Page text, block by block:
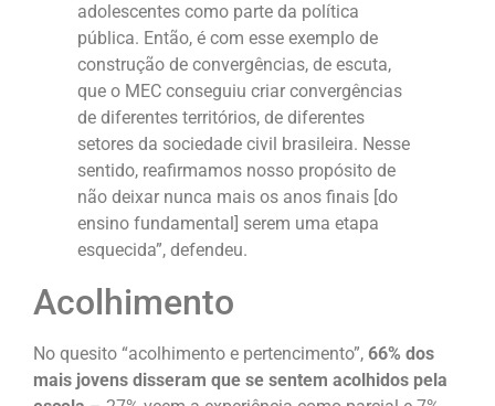
adolescentes como parte da política
pública. Então, é com esse exemplo de
construção de convergências, de escuta,
que o MEC conseguiu criar convergências
de diferentes territórios, de diferentes
setores da sociedade civil brasileira. Nesse
sentido, reafirmamos nosso propósito de
não deixar nunca mais os anos finais [do
ensino fundamental] serem uma etapa
esquecida”, defendeu.
Acolhimento
No quesito “acolhimento e pertencimento”, 66% dos
mais jovens disseram que se sentem acolhidos pela